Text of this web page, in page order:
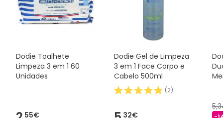
Dodie Toalhete
Limpeza 3 em 1 60
Unidades
55€
Dodie Gel de Limpeza
3 em 1 Face Corpo e
Cabelo 500ml
(2)
32€